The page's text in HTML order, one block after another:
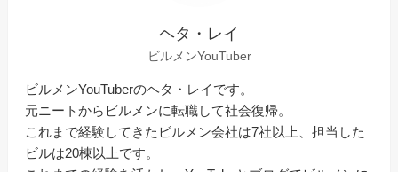
ヘタ・レイ
ビルメンYouTuber
ビルメンYouTuberのヘタ・レイです。
元ニートからビルメンに転職して社会復帰。
これまで経験してきたビルメン会社は7社以上、担当した
ビルは20棟以上です。